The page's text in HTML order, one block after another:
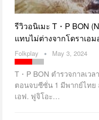
รีวิวอนิเมะ T・P BON
แทบไม่ต่างจากโดราเอ
Folkplay May 3, 2024
T・P BON ตำรวจกาลเวล
ตอนจบซีซั่น 1 มีพากย์ไทย
เอฟ. ฟูจิโอะ…